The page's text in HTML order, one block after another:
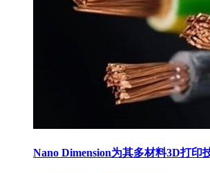
Nano Dimension为其多材料3D打印